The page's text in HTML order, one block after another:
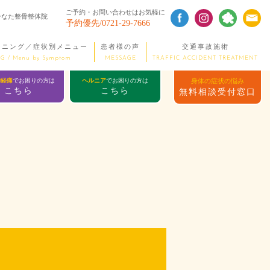
た整骨整体院
身体の症状の悩み
無料相談受付窓口
ヘルニアでお困りの方は
こちら
痛でお困りの方は
こちら
ご予約・お問い合わせはお気軽に
予約優先/0721-29-7666
ング／症状別メニュー
/ Menu by Symptom
患者様の声
MESSAGE
交通事故施術
TRAFFIC ACCIDENT TREATMENT